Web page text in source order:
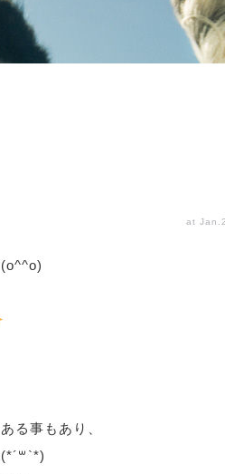
at
(o^^o)
る事もあり、